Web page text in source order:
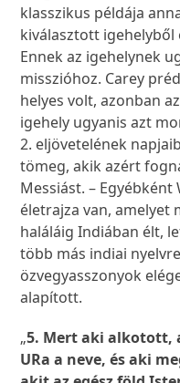
klasszikus példája
kiválasztott
Ennek az igehelynek
misszióhoz. Carey
helyes volt, azonban
igehely ugyanis azt
2. eljövetelének
tömeg, akik azért
Messiást. –
életrajza van, amelyet
haláláig Indiában élt,
több más indiai
özvegyasszonyok
alapított.
„5. Mert aki alkotott,
URa a neve, és aki